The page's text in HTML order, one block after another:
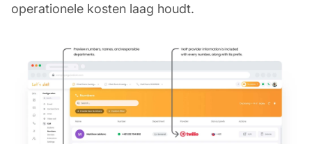
operationele kosten laag houdt.